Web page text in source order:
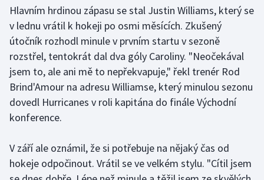
Hlavním hrdinou zápasu se stal Justin Williams, který se
v lednu vrátil k hokeji po osmi měsících. Zkušený
útočník rozhodl minule v prvním startu v sezoně
rozstřel, tentokrát dal dva góly Caroliny. "Neočekával
jsem to, ale ani mě to nepřekvapuje," řekl trenér Rod
Brind'Amour na adresu Williamse, který minulou sezonu
dovedl Hurricanes v roli kapitána do finále Východní
konference.
V září ale oznámil, že si potřebuje na nějaký čas od
hokeje odpočinout. Vrátil se ve velkém stylu. "Cítil jsem